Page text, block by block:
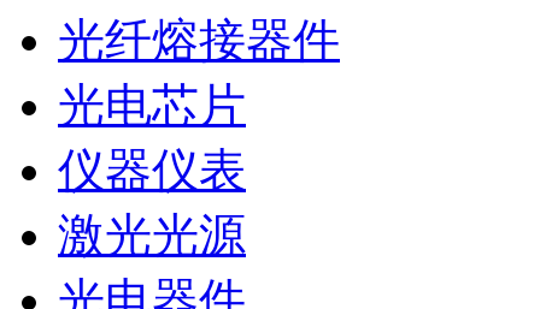
光纤熔接器件
光电芯片
仪器仪表
激光光源